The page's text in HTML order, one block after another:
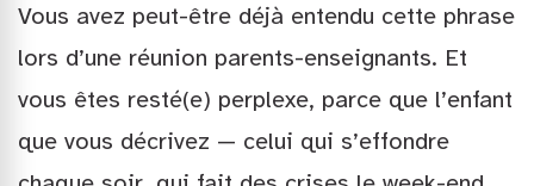
Vous avez peut-être déjà entendu cette phrase
lors d’une réunion parents-enseignants. Et
vous êtes resté(e) perplexe, parce que l’enfant
que vous décrivez — celui qui s’effondre